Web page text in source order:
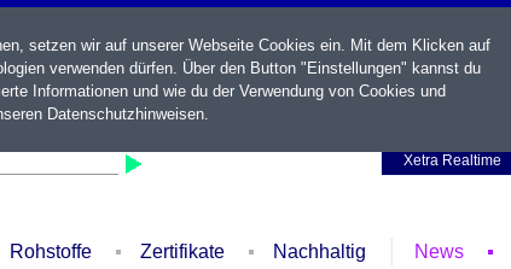
Xetra Realtime
Rohstoffe Zertifikate Nachhaltig News
setzen wir auf unserer Webseite Cookies ein. Mit dem Klicken auf
verwenden dürfen. Über den Button "Einstellungen" kannst du
Informationen und wie du der Verwendung von Cookies und
Datenschutzhinweisen.